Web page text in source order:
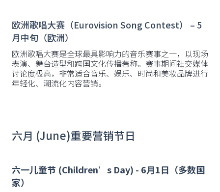
欧洲歌唱大赛（Eurovision Song Contest） – 5
月中旬（欧洲）
欧洲歌唱大赛是全球最具影响力的音乐赛事之一，以现场
表演、舞台造型和跨国文化传播著称。赛事期间社交媒体
讨论度极高，非常适合音乐、娱乐、时尚和美妆品牌进行
年轻化、潮流化内容营销。
六月 (June)重要营销节日
六一儿童节 (Children’s Day) - 6月1日（多数国
家）